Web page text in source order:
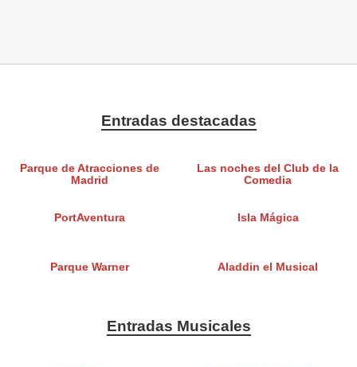
Entradas destacadas
Parque de Atracciones de
Madrid
Las noches del Club de la
Comedia
PortAventura Isla Mágica
Parque Warner Aladdin el Musical
Entradas Musicales